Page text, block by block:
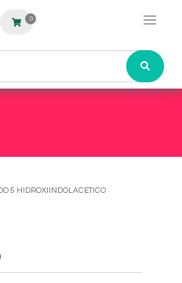
0
5 HIDROXIINDOLACETICO